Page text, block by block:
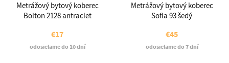
Metrážový bytový koberec
Bolton 2128 antraciet
€17
odosielame do 10 dní
Metrážový bytový koberec
Sofia 93 šedý
€45
odosielame do 7 dní